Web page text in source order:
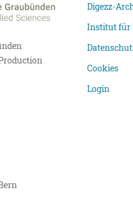
Digezz-
Institut für
Cookies
Login